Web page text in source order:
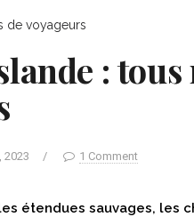
de voyageurs
: tous
2023 / 1 Comment
étendues sauvages, les